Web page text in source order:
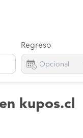
Regreso
kupos.cl